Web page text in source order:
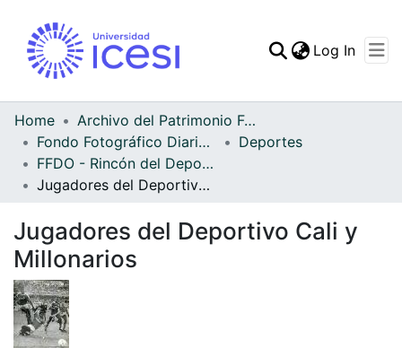
Statistics
Log In
Home
Archivo del Patrimonio Fotográfico y Fílmico del Valle del Cauca
Fondo Fotográfico Diario Occidente
Deportes
FFDO - Rincón del Deportivo Cali - Patrimonial
Jugadores del Deportivo Cali y Millonarios
Jugadores del Deportivo Cali y
Millonarios